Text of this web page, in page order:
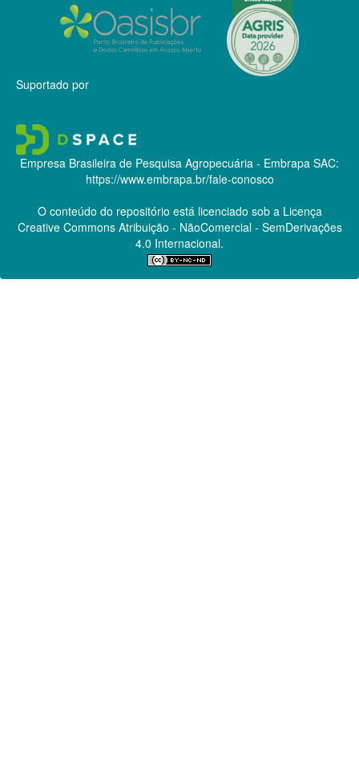
Suportado por
Empresa Brasileira de Pesquisa Agropecuária - Embrapa SAC:
https://www.embrapa.br/fale-conosco
O conteúdo do repositório está licenciado sob a Licença
Creative CommonsAtribuição - NãoComercial - SemDerivações
4.0 Internacional.